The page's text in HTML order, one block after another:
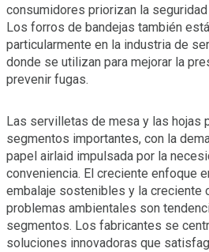
consumidores priorizan la
Los forros de bandejas también
particularmente en la industria de
donde se utilizan para mejorar la
prevenir fugas.
Las servilletas de mesa y las hojas
segmentos importantes, con la
papel airlaid impulsada por la
conveniencia. El creciente enfoque
embalaje sostenibles y la creciente
problemas ambientales son
segmentos. Los fabricantes se
soluciones innovadoras que